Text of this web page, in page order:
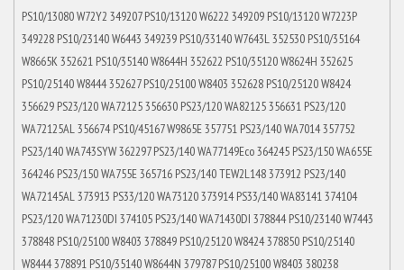
PS10/13080 W72Y2 349207 PS10/13120 W6222 349209 PS10/13120 W7223P
349228 PS10/23140 W6443 349239 PS10/33140 W7643L 352530 PS10/35164
W8665K 352621 PS10/35140 W8644H 352622 PS10/35120 W8624H 352625
PS10/25140 W8444 352627 PS10/25100 W8403 352628 PS10/25120 W8424
356629 PS23/120 WA72125 356630 PS23/120 WA82125 356631 PS23/120
WA72125AL 356674 PS10/45167 W9865E 357751 PS23/140 WA7014 357752
PS23/140 WA743SYW 362297 PS23/140 WA77149Eco 364245 PS23/150 WA655E
364246 PS23/150 WA755E 365716 PS23/140 TEW2L148 373912 PS23/140
WA72145AL 373913 PS33/120 WA73120 373914 PS33/140 WA83141 374104
PS23/120 WA71230DI 374105 PS23/140 WA71430DI 378844 PS10/23140 W7443
378848 PS10/25100 W8403 378849 PS10/25120 W8424 378850 PS10/25140
W8444 378891 PS10/35140 W8644N 379787 PS10/25100 W8403 380238